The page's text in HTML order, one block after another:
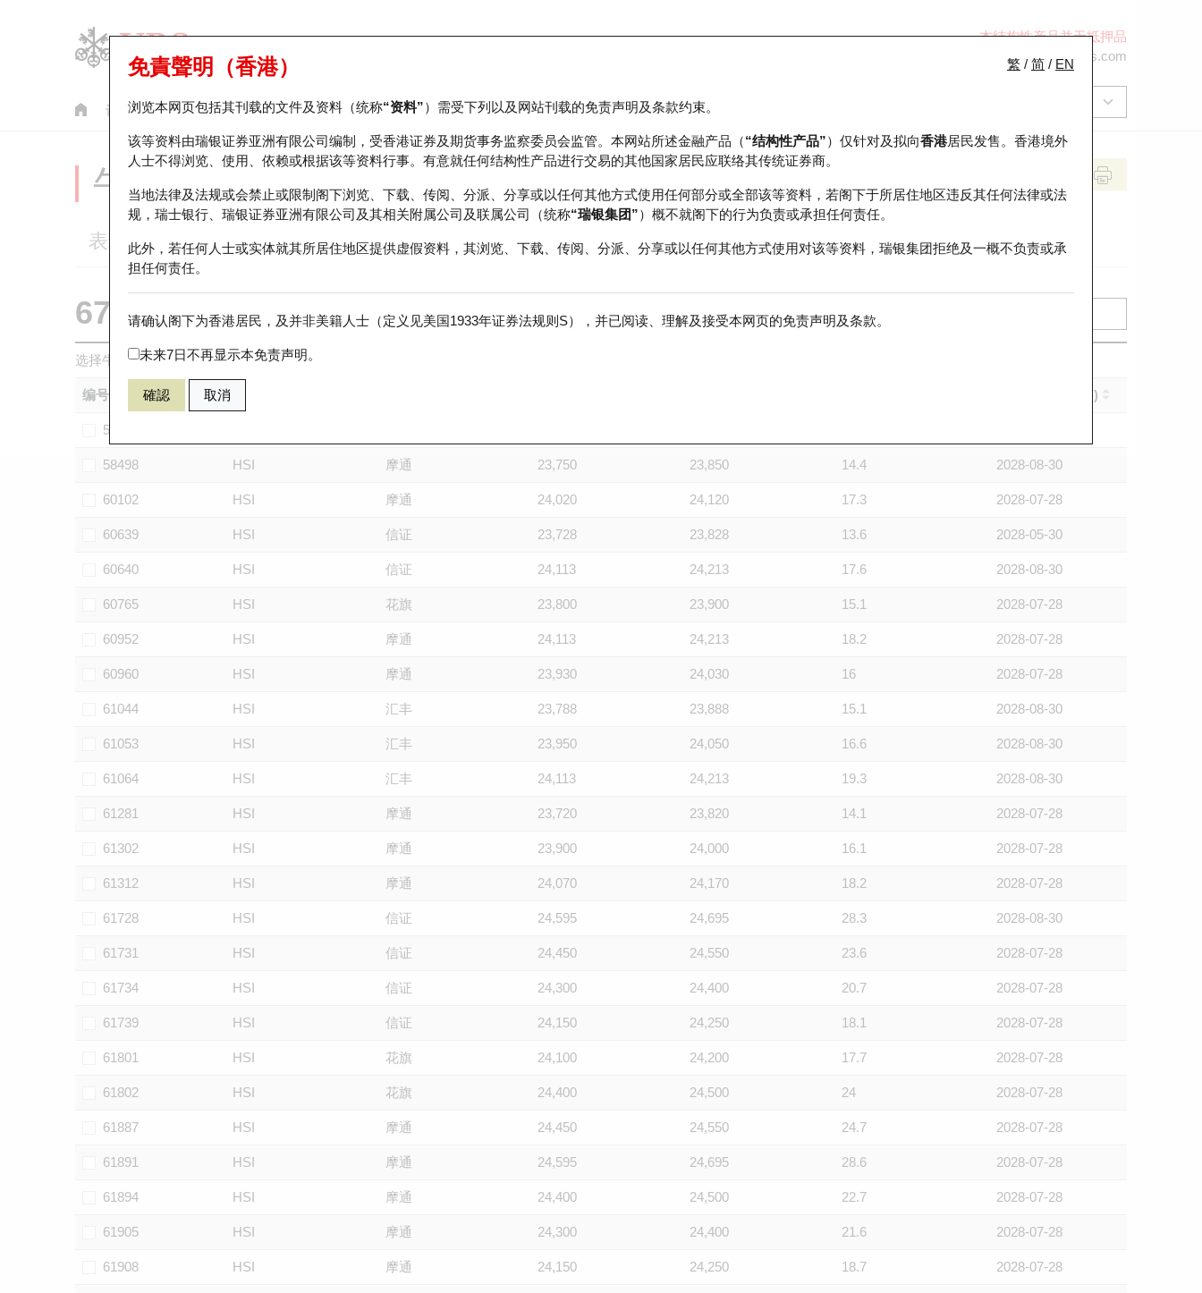
本结构性产品并无抵押品
ol-hkwarrants@ubs.com
认股证 牛熊证 美股指数产品 轮证市场统计 正股数据及市场统计 瑞银轮证教室
繁 / 简 / EN
免責聲明（香港）
浏览本网页包括其刊载的文件及资料（统称“资料”）需受下列以及网站刊载的免责声明及条款约束。
该等资料由瑞银证券亚洲有限公司编制，受香港证券及期货事务监察委员会监管。本网站所述金融产品（“结构性产品”）仅针对及拟向香港居民发售。香港境外
人士不得浏览、使用、依赖或根据该等资料行事。有意就任何结构性产品进行交易的其他国家居民应联络其传统证券商。
当地法律及法规或会禁止或限制阁下浏览、下载、传阅、分派、分享或以任何其他方式使用任何部分或全部该等资料，若阁下于所居住地区违反其任何法律或法
规，瑞士银行、瑞银证券亚洲有限公司及其相关附属公司及联属公司（统称“瑞银集团”）概不就阁下的行为负责或承担任何责任。
此外，若任何人士或实体就其所居住地区提供虚假资料，其浏览、下载、传阅、分派、分享或以任何其他方式使用对该等资料，瑞银集团拒绝及一概不负责或承
担任何责任。
请确认阁下为香港居民，及并非美籍人士（定义见美国1933年证券法规则S），并已阅读、理解及接受本网页的免责声明及条款。
未来7日不再显示本免责声明。
確認 取消
牛熊证分析仪
表现 街货统计 比较
67440 瑞银牛证 HSI 恒生指数
选择牛熊证作比较 *你可以选择最多五只牛熊证
编号 到期日 (年-月-日)
56799
58498 HSI 摩通 23,750 23,850 14.4 2028-08-30
60102 HSI 摩通 24,020 24,120 17.3 2028-07-28
60639 HSI 信证 23,728 23,828 13.6 2028-05-30
60640 HSI 信证 24,113 24,213 17.6 2028-08-30
60765 HSI 花旗 23,800 23,900 15.1 2028-07-28
60952 HSI 摩通 24,113 24,213 18.2 2028-07-28
60960 HSI 摩通 23,930 24,030 16 2028-07-28
61044 HSI 汇丰 23,788 23,888 15.1 2028-08-30
61053 HSI 汇丰 23,950 24,050 16.6 2028-08-30
61064 HSI 汇丰 24,113 24,213 19.3 2028-08-30
61281 HSI 摩通 23,720 23,820 14.1 2028-07-28
61302 HSI 摩通 23,900 24,000 16.1 2028-07-28
61312 HSI 摩通 24,070 24,170 18.2 2028-07-28
61728 HSI 信证 24,595 24,695 28.3 2028-08-30
61731 HSI 信证 24,450 24,550 23.6 2028-07-28
61734 HSI 信证 24,300 24,400 20.7 2028-07-28
61739 HSI 信证 24,150 24,250 18.1 2028-07-28
61801 HSI 花旗 24,100 24,200 17.7 2028-07-28
61802 HSI 花旗 24,400 24,500 24 2028-07-28
61887 HSI 摩通 24,450 24,550 24.7 2028-07-28
61891 HSI 摩通 24,595 24,695 28.6 2028-07-28
61894 HSI 摩通 24,400 24,500 22.7 2028-07-28
61905 HSI 摩通 24,300 24,400 21.6 2028-07-28
61908 HSI 摩通 24,150 24,250 18.7 2028-07-28